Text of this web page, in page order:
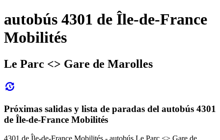
autobús 4301 de Île-de-France
Mobilités
Le Parc <> Gare de Marolles
Próximas salidas y lista de paradas del autobús 4301
de Île-de-France Mobilités